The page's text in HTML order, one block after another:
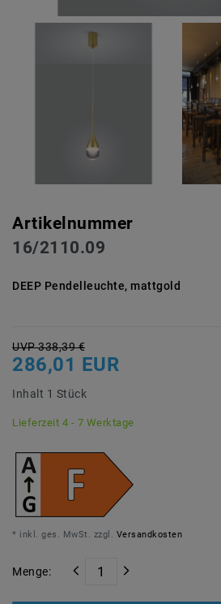
Artikelnummer
16/2110.09
DEEP Pendelleuchte, mattgold
UVP 338,39 €
286,01 EUR
Inhalt 1 Stück
Lieferzeit 4 - 7 Werktage
* inkl. ges. MwSt. zzgl. Versandkosten
Menge: